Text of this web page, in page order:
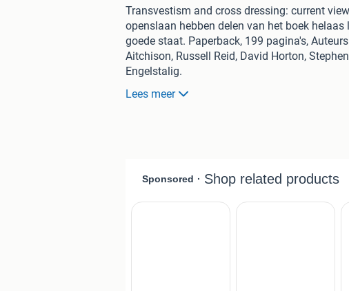
Transvestism and cross dressing: current
openslaan hebben delen van het boek
goede staat. Paperback, 199 pagina's,
Aitchison, Russell Reid, David Horton,
Engelstalig.
Ophalen in Leiden, versturen kost €4,25
Lees meer